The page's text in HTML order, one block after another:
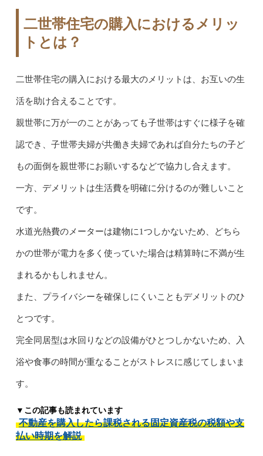
二世帯住宅の購入におけるメリッ
トとは？
二世帯住宅の購入における最大のメリットは、お互いの生
活を助け合えることです。
親世帯に万が一のことがあっても子世帯はすぐに様子を確
認でき、子世帯夫婦が共働き夫婦であれば自分たちの子ど
もの面倒を親世帯にお願いするなどで協力し合えます。
一方、デメリットは生活費を明確に分けるのが難しいこと
です。
水道光熱費のメーターは建物に1つしかないため、どちら
かの世帯が電力を多く使っていた場合は精算時に不満が生
まれるかもしれません。
また、プライバシーを確保しにくいこともデメリットのひ
とつです。
完全同居型は水回りなどの設備がひとつしかないため、入
浴や食事の時間が重なることがストレスに感じてしまいま
す。
▼この記事も読まれています
不動産を購入したら課税される固定資産税の税額や支
払い時期を解説